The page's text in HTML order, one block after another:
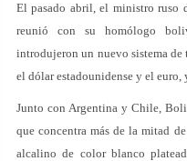
El pasado abril, el ministro ruso
reunió con su homólogo
introdujeron un nuevo sistema de
el dólar estadounidense y el
Junto con Argentina y Chile,
que concentra más de la mitad
alcalino de color blanco